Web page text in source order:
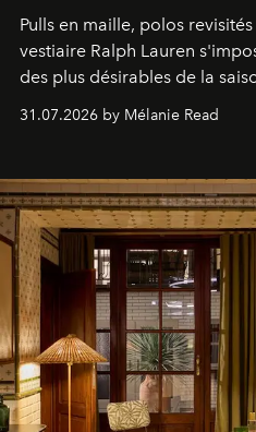
Pulls en maille, polos
vestiaire Ralph Lauren
des plus désirables de la
31.07.2026 by Mélanie Read